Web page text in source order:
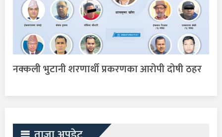
नक्कली भुटानी शरणार्थी प्रकरणका आरोपी दोषी ठहर